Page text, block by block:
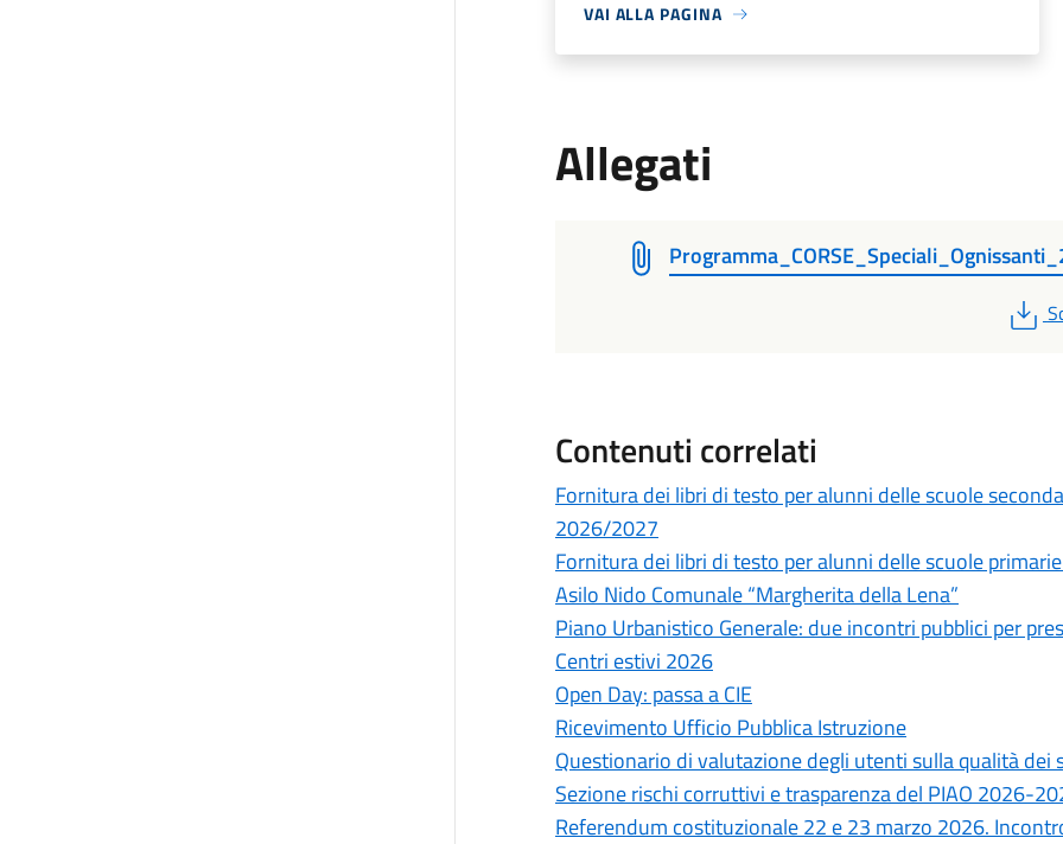
VAI ALLA PAGINA
Allegati
Contenuti correlati
Fornitura dei libri di testo per alunni delle scuole
2026/2027
Fornitura dei libri di testo per alunni delle scuole
Asilo Nido Comunale “Margherita della Lena”
Piano Urbanistico Generale: due incontri pubblici per
Centri estivi 2026
Open Day: passa a CIE
Ricevimento Ufficio Pubblica Istruzione
Questionario di valutazione degli utenti sulla qualità dei
Sezione rischi corruttivi e trasparenza del PIAO 2026-
Referendum costituzionale 22 e 23 marzo 2026.